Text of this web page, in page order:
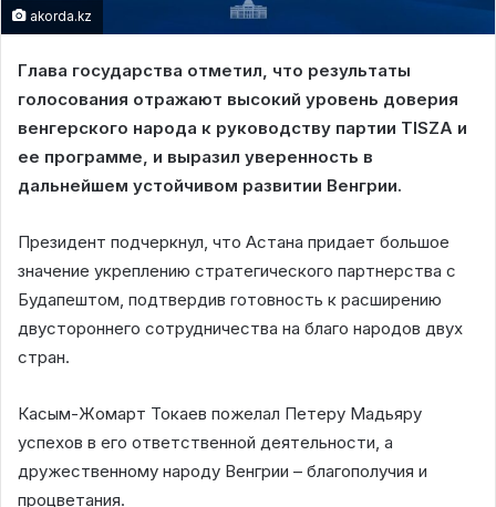
akorda.kz
Глава государства отметил, что результаты
голосования отражают высокий уровень доверия
венгерского народа к руководству партии TISZA и
ее программе, и выразил уверенность в
дальнейшем устойчивом развитии Венгрии.
Президент подчеркнул, что Астана придает большое
значение укреплению стратегического партнерства с
Будапештом, подтвердив готовность к расширению
двустороннего сотрудничества на благо народов двух
стран.
Касым-Жомарт Токаев пожелал Петеру Мадьяру
успехов в его ответственной деятельности, а
дружественному народу Венгрии – благополучия и
процветания.